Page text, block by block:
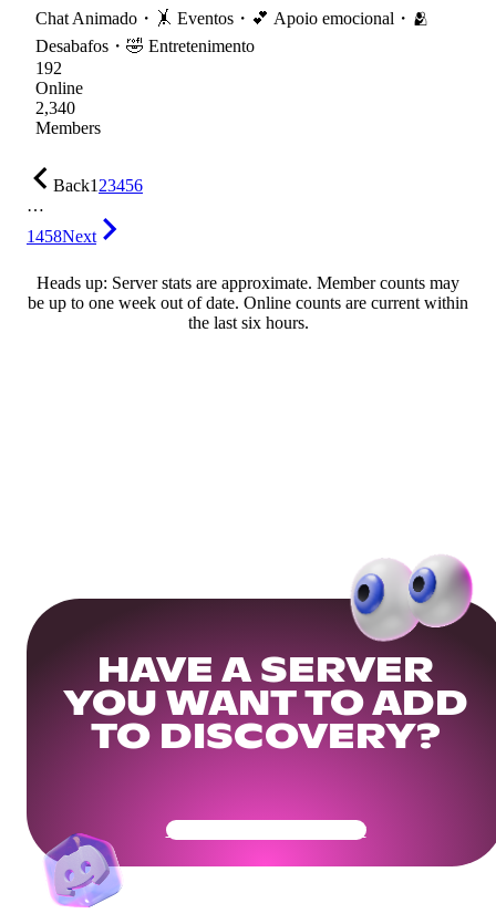
Chat Animado・🤸 Eventos・💕 Apoio emocional・🫂
Desabafos・🤣 Entretenimento
192
Online
2,340
Members
Back123456
…
1458Next
Heads up: Server stats are approximate. Member counts may
be up to one week out of date. Online counts are current within
the last six hours.
HAVE A SERVER
YOU WANT TO ADD
TO DISCOVERY?
Get Your Community Ready